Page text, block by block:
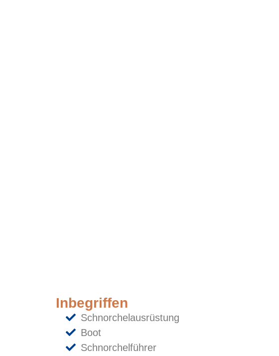
Inbegriffen
Schnorchelausrüstung
Boot
Schnorchelführer